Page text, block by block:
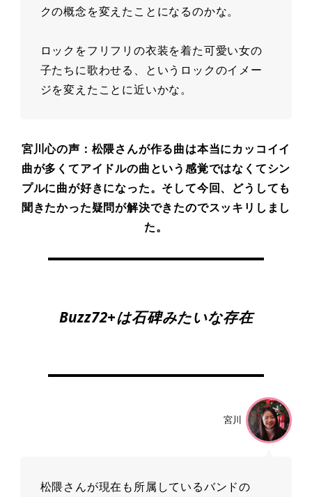
クの概念を変えたことになるのかな。
ロックをフリフリの⾐装を着た可愛い⼥の
⼦たちに歌わせる、というロックのイメー
ジを変えたことに近いかな。
宮川⼼の声：松隈さんが作る曲は本当にカッコイイ
曲が多くてアイドルの曲という感覚ではなくてシン
プルに曲が好きになった。そして今回、どうしても
聞きたかった疑問が解決できたのでスッキリしまし
た。
Buzz72+は⽯碑みたいな存在
宮川
松隈さんが現在も所属しているバンドの